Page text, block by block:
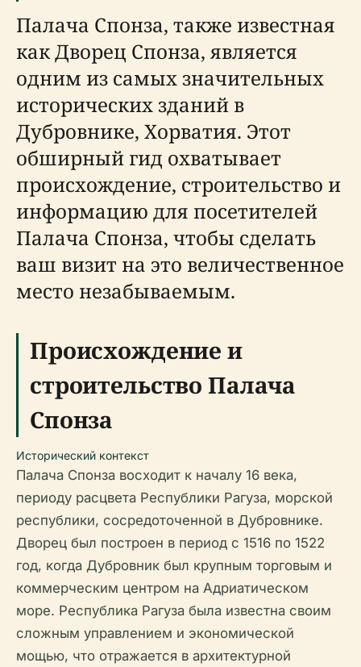
Палача Спонза, также известная
как Дворец Спонза, является
одним из самых значительных
исторических зданий в
Дубровнике, Хорватия. Этот
обширный гид охватывает
происхождение, строительство и
информацию для посетителей
Палача Спонза, чтобы сделать
ваш визит на это величественное
место незабываемым.
Происхождение и
строительство Палача
Спонза
Исторический контекст
Палача Спонза восходит к началу 16 века,
периоду расцвета Республики Рагуза, морской
республики, сосредоточенной в Дубровнике.
Дворец был построен в период с 1516 по 1522
год, когда Дубровник был крупным торговым и
коммерческим центром на Адриатическом
море. Республика Рагуза была известна своим
сложным управлением и экономической
мощью, что отражается в архитектурной